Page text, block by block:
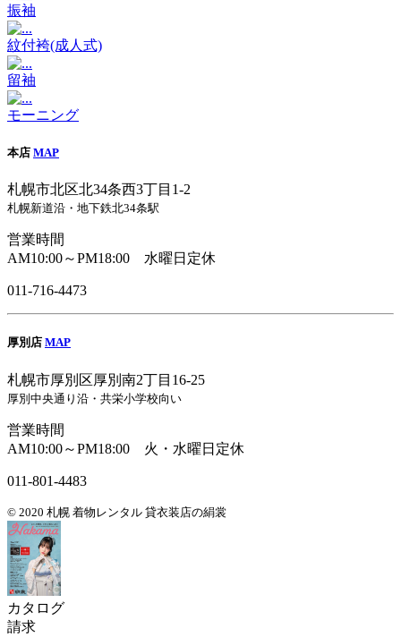
振袖
紋付袴(成人式)
留袖
モーニング
本店 MAP
札幌市北区北34条西3丁目1-2
札幌新道沿・地下鉄北34条駅
営業時間
AM10:00～PM18:00 水曜日定休
011-716-4473
厚別店 MAP
札幌市厚別区厚別南2丁目16-25
厚別中央通り沿・共栄小学校向い
営業時間
AM10:00～PM18:00 火・水曜日定休
011-801-4483
© 2020 札幌 着物レンタル 貸衣装店の絹裳
カタログ
請求